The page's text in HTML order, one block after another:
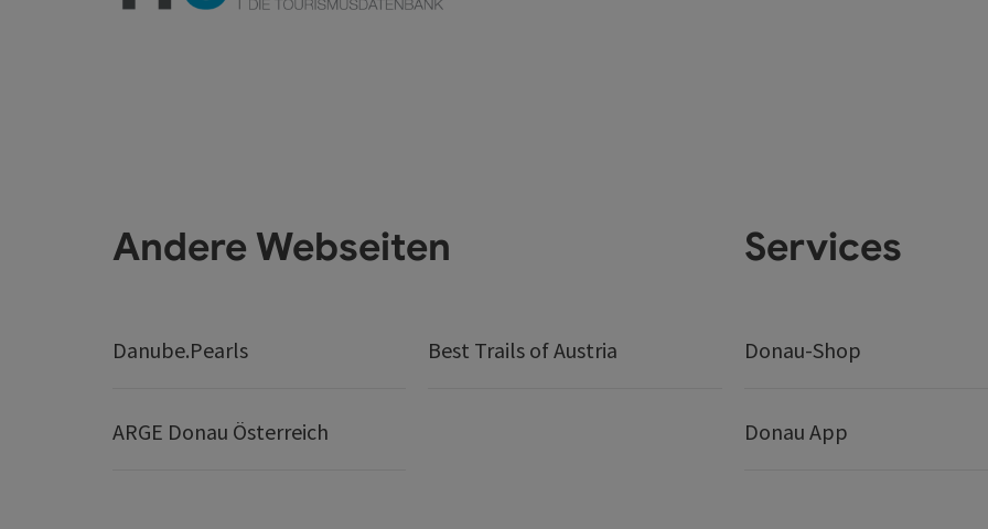
Andere Webseiten
Danube.Pearls Best Trails of Austria
ARGE Donau Österreich
Services
Donau-Shop
Donau App